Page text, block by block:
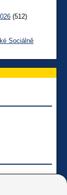
(512)
Sociálně